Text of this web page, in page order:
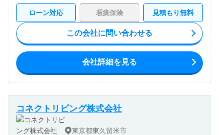
ローン対応 瑕疵保険 見積もり無料
この会社に問い合わせる
会社詳細を見る
コネクトリビング株式会社
東京都東久留米市